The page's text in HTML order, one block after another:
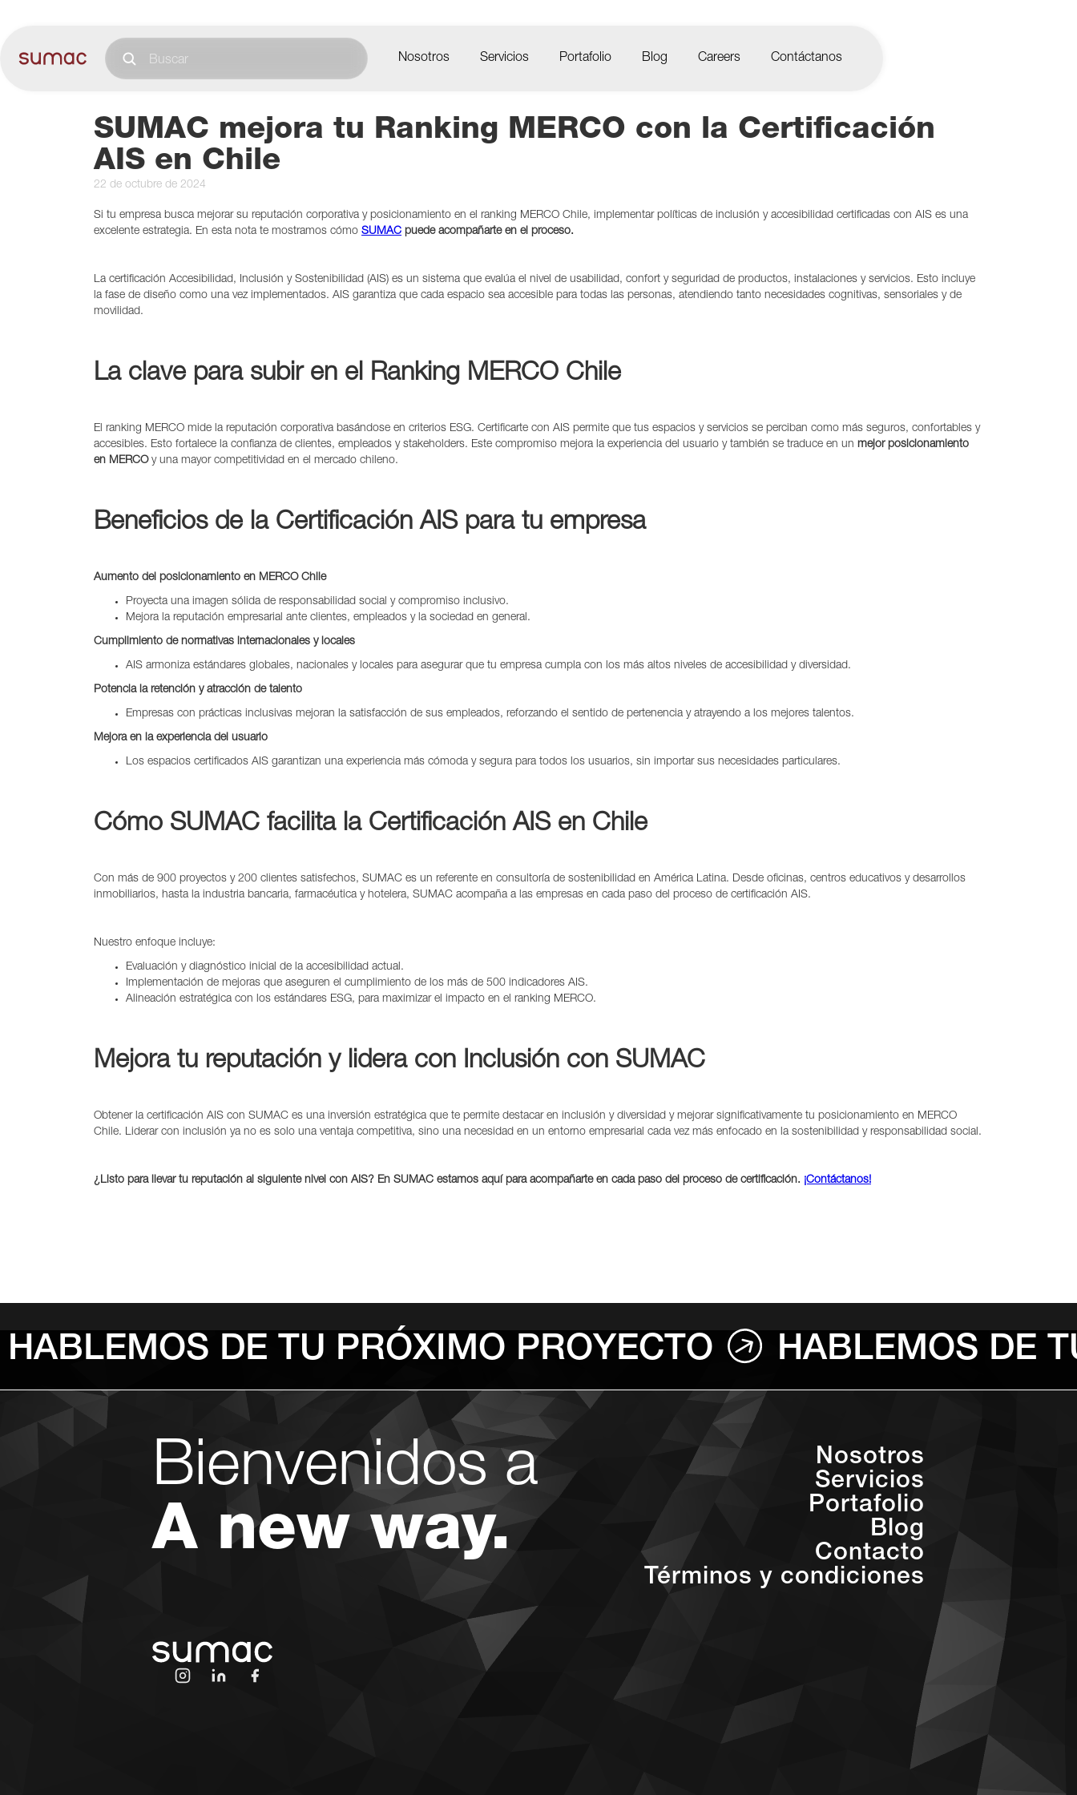
Nosotros Servicios Portafolio Blog Careers Contáctanos
SUMAC mejora tu Ranking MERCO con la Certificación
AIS en Chile
22 de octubre de 2024
Si tu empresa busca mejorar su reputación corporativa y posicionamiento en el ranking MERCO Chile, implementar políticas de inclusión y accesibilidad certificadas con AIS es una
excelente estrategia. En esta nota te mostramos cómo SUMAC puede acompañarte en el proceso.
La certificación Accesibilidad, Inclusión y Sostenibilidad (AIS) es un sistema que evalúa el nivel de usabilidad, confort y seguridad de productos, instalaciones y servicios. Esto incluye
la fase de diseño como una vez implementados. AIS garantiza que cada espacio sea accesible para todas las personas, atendiendo tanto necesidades cognitivas, sensoriales y de
movilidad.
La clave para subir en el Ranking MERCO Chile
El ranking MERCO mide la reputación corporativa basándose en criterios ESG. Certificarte con AIS permite que tus espacios y servicios se perciban como más seguros, confortables y
accesibles. Esto fortalece la confianza de clientes, empleados y stakeholders. Este compromiso mejora la experiencia del usuario y también se traduce en un mejor posicionamiento
en MERCOy una mayor competitividad en el mercado chileno.
Beneficios de la Certificación AIS para tu empresa
Aumento del posicionamiento en MERCO Chile
Proyecta una imagen sólida de responsabilidad social y compromiso inclusivo.
Mejora la reputación empresarial ante clientes, empleados y la sociedad en general.
Cumplimiento de normativas internacionales y locales
AIS armoniza estándares globales, nacionales y locales para asegurar que tu empresa cumpla con los más altos niveles de accesibilidad y diversidad.
Potencia la retención y atracción de talento
Empresas con prácticas inclusivas mejoran la satisfacción de sus empleados, reforzando el sentido de pertenencia y atrayendo a los mejores talentos.
Mejora en la experiencia del usuario
Los espacios certificados AIS garantizan una experiencia más cómoda y segura para todos los usuarios, sin importar sus necesidades particulares.
Cómo SUMAC facilita la Certificación AIS en Chile
Con más de 900 proyectos y 200 clientes satisfechos, SUMAC es un referente en consultoría de sostenibilidad en América Latina. Desde oficinas, centros educativos y desarrollos
inmobiliarios, hasta la industria bancaria, farmacéutica y hotelera, SUMAC acompaña a las empresas en cada paso del proceso de certificación AIS.
Nuestro enfoque incluye:
Evaluación y diagnóstico inicial de la accesibilidad actual.
Implementación de mejoras que aseguren el cumplimiento de los más de 500 indicadores AIS.
Alineación estratégica con los estándares ESG, para maximizar el impacto en el ranking MERCO.
Mejora tu reputación y lidera con Inclusión con SUMAC
Obtener la certificación AIS con SUMAC es una inversión estratégica que te permite destacar en inclusión y diversidad y mejorar significativamente tu posicionamiento en MERCO
Chile. Liderar con inclusión ya no es solo una ventaja competitiva, sino una necesidad en un entorno empresarial cada vez más enfocado en la sostenibilidad y responsabilidad social.
¿Listo para llevar tu reputación al siguiente nivel con AIS? En SUMAC estamos aquí para acompañarte en cada paso del proceso de certificación. ¡Contáctanos!
HABLEMOS DE TU PRÓXIMO PROYECTO HABLEMOS DE
Bienvenidos a
A new way.
Nosotros
Servicios
Portafolio
Blog
Contacto
Términos y condiciones